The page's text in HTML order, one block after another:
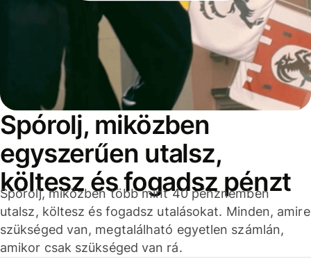
Spórolj, miközben
egyszerűen utalsz,
költesz és fogadsz pénzt
Spórolj, miközben több mint 40 pénznemben
utalsz, költesz és fogadsz utalásokat. Minden, amire
szükséged van, megtalálható egyetlen számlán,
amikor csak szükséged van rá.